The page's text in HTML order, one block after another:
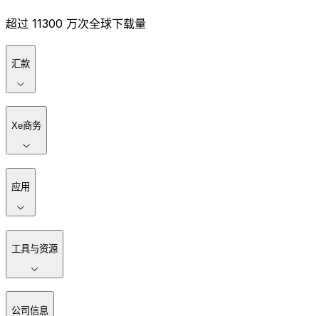
超过 11300 万次全球下载量
汇款
Xe商务
应用
工具与资源
公司信息